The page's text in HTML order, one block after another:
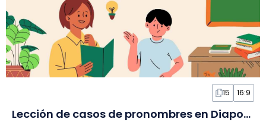
15 16:9
Lección de casos de pronombres en Diapositivas